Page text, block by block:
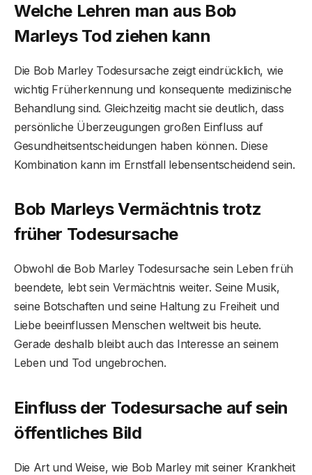
Welche Lehren man aus Bob
Marleys Tod ziehen kann
Die Bob Marley Todesursache zeigt eindrücklich, wie
wichtig Früherkennung und konsequente medizinische
Behandlung sind. Gleichzeitig macht sie deutlich, dass
persönliche Überzeugungen großen Einfluss auf
Gesundheitsentscheidungen haben können. Diese
Kombination kann im Ernstfall lebensentscheidend sein.
Bob Marleys Vermächtnis trotz
früher Todesursache
Obwohl die Bob Marley Todesursache sein Leben früh
beendete, lebt sein Vermächtnis weiter. Seine Musik,
seine Botschaften und seine Haltung zu Freiheit und
Liebe beeinflussen Menschen weltweit bis heute.
Gerade deshalb bleibt auch das Interesse an seinem
Leben und Tod ungebrochen.
Einfluss der Todesursache auf sein
öffentliches Bild
Die Art und Weise, wie Bob Marley mit seiner Krankheit